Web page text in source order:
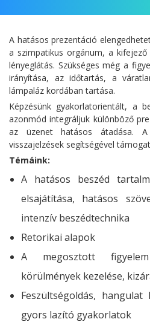
A hatásos prezentáció
a szimpatikus orgánum, a
lényeglátás. Szükséges még a
irányítása, az időtartás, a
lámpaláz kordában tartása.
Képzésünk gyakorlatorientált, a
azonmód integráljuk különböző
az üzenet hatásos átadása.
visszajelzések segítségével
Témáink:
A hatásos beszéd
elsajátítása, hatásos
intenzív beszédtechnika
Retorikai alapok
A megosztott
körülmények kezelése,
Feszültségoldás, hangulat
gyors lazító gyakorlatok